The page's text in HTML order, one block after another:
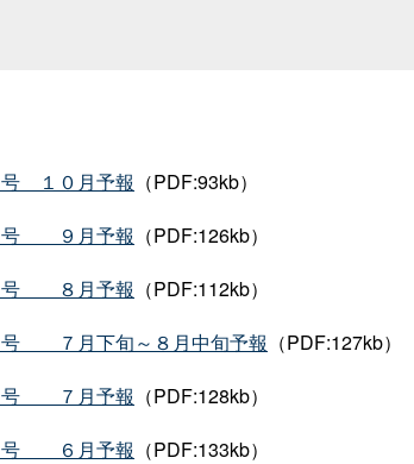
号 １０月予報 （PDF:93kb）
号 ９月予報 （PDF:126kb）
号 ８月予報 （PDF:112kb）
号 ７月下旬～８月中旬予報 （PDF:127kb）
号 ７月予報 （PDF:128kb）
号 ６月予報 （PDF:133kb）